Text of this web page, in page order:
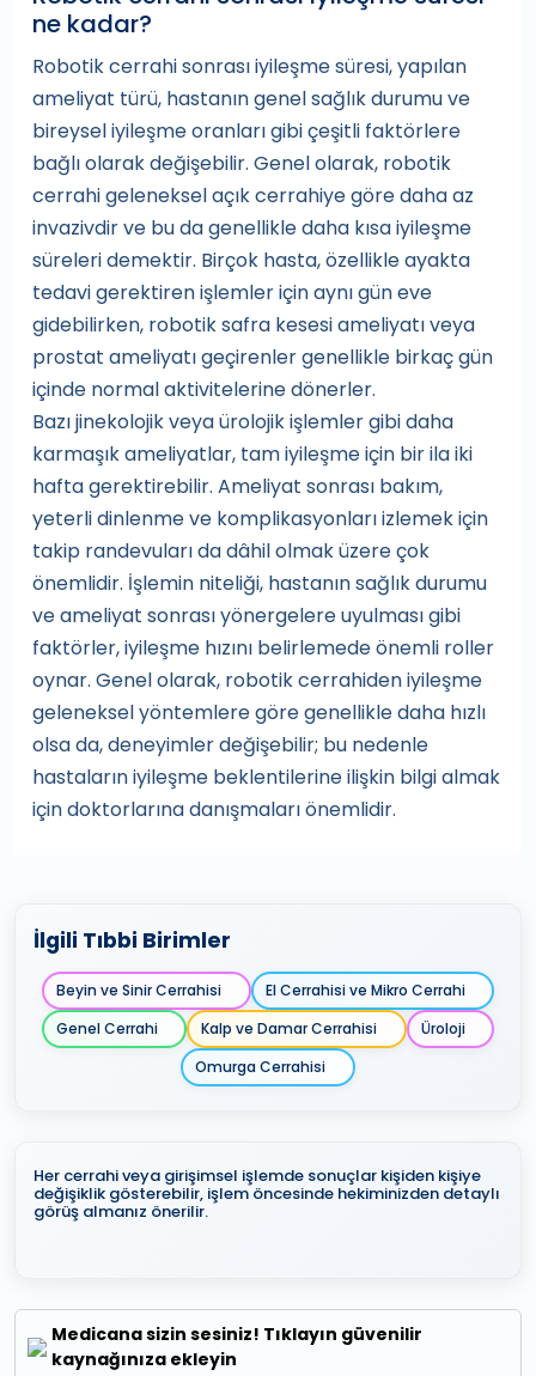
ne kadar?
Robotik cerrahi sonrası iyileşme süresi, yapılan
ameliyat türü, hastanın genel sağlık durumu ve
bireysel iyileşme oranları gibi çeşitli faktörlere
bağlı olarak değişebilir. Genel olarak, robotik
cerrahi geleneksel açık cerrahiye göre daha az
invazivdir ve bu da genellikle daha kısa iyileşme
süreleri demektir. Birçok hasta, özellikle ayakta
tedavi gerektiren işlemler için aynı gün eve
gidebilirken, robotik safra kesesi ameliyatı veya
prostat ameliyatı geçirenler genellikle birkaç gün
içinde normal aktivitelerine dönerler.
Bazı jinekolojik veya ürolojik işlemler gibi daha
karmaşık ameliyatlar, tam iyileşme için bir ila iki
hafta gerektirebilir. Ameliyat sonrası bakım,
yeterli dinlenme ve komplikasyonları izlemek için
takip randevuları da dâhil olmak üzere çok
önemlidir. İşlemin niteliği, hastanın sağlık durumu
ve ameliyat sonrası yönergelere uyulması gibi
faktörler, iyileşme hızını belirlemede önemli roller
oynar. Genel olarak, robotik cerrahiden iyileşme
geleneksel yöntemlere göre genellikle daha hızlı
olsa da, deneyimler değişebilir; bu nedenle
hastaların iyileşme beklentilerine ilişkin bilgi almak
için doktorlarına danışmaları önemlidir.
İlgili Tıbbi Birimler
Beyin ve Sinir Cerrahisi
El Cerrahisi ve Mikro Cerrahi
Genel Cerrahi
Kalp ve Damar Cerrahisi
Üroloji
Omurga Cerrahisi
Her cerrahi veya girişimsel işlemde sonuçlar kişiden kişiye
değişiklik gösterebilir, işlem öncesinde hekiminizden detaylı
görüş almanız önerilir.
Medicana sizin sesiniz! Tıklayın güvenilir
kaynağınıza ekleyin